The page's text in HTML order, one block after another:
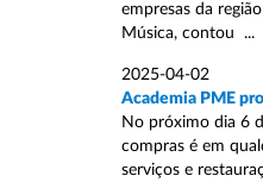
empresas da
Música, contou ...
2025-04-02
Academia PME
No próximo dia 6
compras é em
serviços e